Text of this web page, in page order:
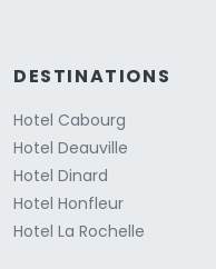
DESTINATIONS
Hotel Cabourg
Hotel Deauville
Hotel Dinard
Hotel Honfleur
Hotel La Rochelle